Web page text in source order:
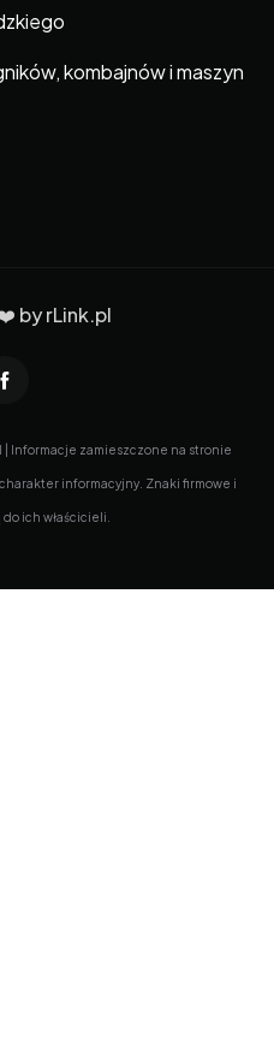
kombajnów i maszyn
byrLink.pl
Informacje zamieszczone na stronie
informacyjny. Znaki firmowe i
ich właścicieli.